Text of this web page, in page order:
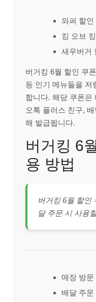
와퍼 할인
킹 오브
새우버거
버거킹 6월 할인 쿠
등 인기 메뉴들을 저
합니다. 해당 쿠폰은
오톡 플러스 친구,
해 발급됩니다.
버거킹 6
용 방법
버거킹 6월 할인
달 주문 시 사용
매장 방문
배달 주문